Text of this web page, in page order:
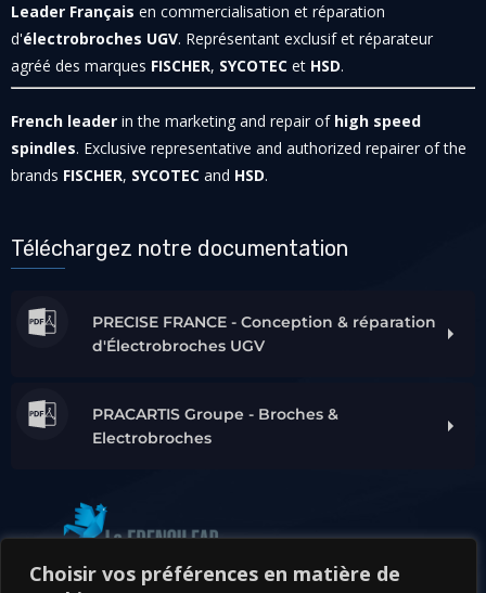
Choisir vos préférences en matière de
Leader Français en commercialisation et réparation
d'électrobroches UGV. Représentant exclusif et réparateur
agréé des marques FISCHER, SYCOTEC et HSD.
French leader in the marketing and repair of high speed
spindles. Exclusive representative and authorized repairer of the
brands FISCHER, SYCOTEC and HSD.
Téléchargez notre documentation
PRECISE FRANCE - Conception & réparation
d'Électrobroches UGV
PRACARTIS Groupe - Broches &
Electrobroches